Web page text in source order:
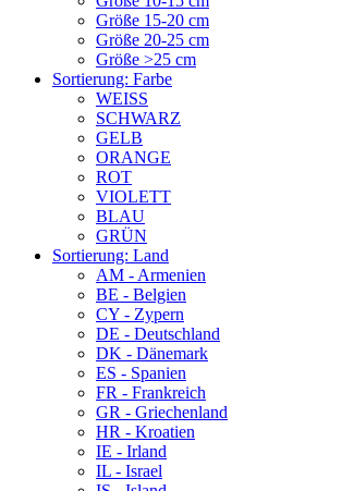
Größe 15-20 cm
Größe 20-25 cm
Größe >25 cm
Sortierung: Farbe
WEISS
SCHWARZ
GELB
ORANGE
ROT
VIOLETT
BLAU
GRÜN
Sortierung: Land
AM - Armenien
BE - Belgien
CY - Zypern
DE - Deutschland
DK - Dänemark
ES - Spanien
FR - Frankreich
GR - Griechenland
HR - Kroatien
IE - Irland
IL - Israel